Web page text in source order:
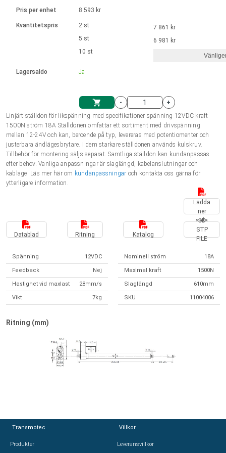
Enhetssystem
Kundkorg
Solenoids
Ø 28-42| 1-1400 rpm | <= 290Ncm
Styrningar borstlösa DC motorer
Styrningar DC motorer
Drivsteg 2-6 A
Synkrona-Asynkrona | för 1-4 ställdon
Synkrona-Asynkrona | för 1-4 ställdon
Français (EUR)
Polski (EUR)
Norsk (NOK)
Suomi (EUR)
Pris per enhet
Kvantitetspris
Lagersaldo
8 593 kr
2 st
5 st
10 st
Ja
7 861 kr
6 981 kr
-
+
Linjärt ställdon för likspänning med specifikationer spänning 12VDC kraft
1500N ström 18A Ställdonen omfattar ett sortiment med drivspänning
mellan 12-24V och kan, beroende på typ, levereras med potentiomenter och
justerbara ändlägesbrytare. I dem starkare ställdonen används kulskruv.
Tillbehör för montering säljs separat. Samtliga ställdon kan kundanpassas
efter behov. Vanliga anpassningar är slaglängd, kabelanslutningar och
kablage. Läs mer här om kundanpassningar och kontakta oss gärna för
ytterligare information.
Ladda
ner
sida
Datablad
Ritning Katalog
3D
STP
FILE
Spänning 12VDC Nominell ström 18A
Feedback Nej Maximal kraft 1500N
Hastighet vid maxlast 28mm/s Slaglängd 610mm
Vikt 7kg SKU 11004006
Ritning (mm)
Transmotec
Produkter
Villkor
Leveransvillkor
Transmotec
Produkter
Villkor
Leveransvillkor